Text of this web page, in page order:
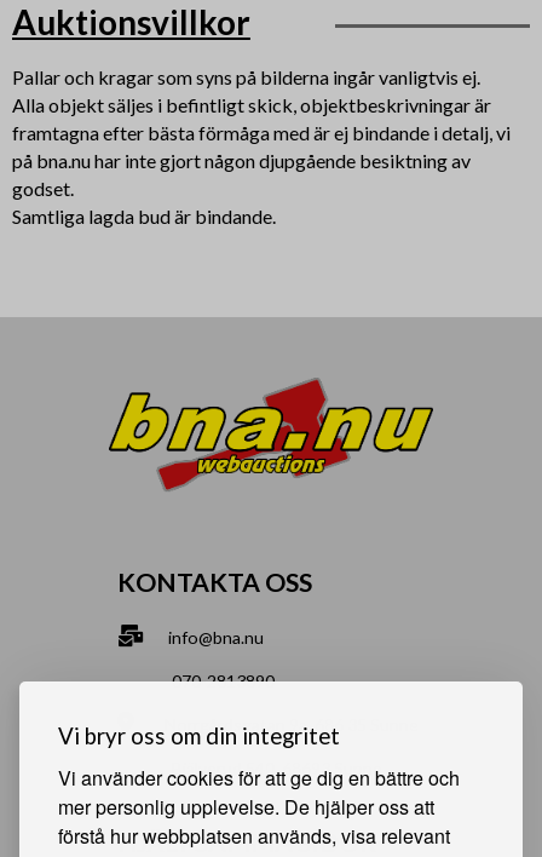
Vi bryr oss om din integritet
Vi använder cookies för att ge dig en bättre och
mer personlig upplevelse. De hjälper oss att
förstå hur webbplatsen används, visa relevant
Auktionsvillkor
Pallar och kragar som syns på bilderna ingår vanligtvis ej.
Alla objekt säljes i befintligt skick, objektbeskrivningar är
framtagna efter bästa förmåga med är ej bindande i detalj, vi
på bna.nu har inte gjort någon djupgående besiktning av
godset.
Samtliga lagda bud är bindande.
KONTAKTA OSS
info@bna.nu
070-2813890
Norrgårdsgatan 9a, 686 35 Sunne
Bjälverud 540, 68693 Sunne
HJÄLPSAMMA SIDOR